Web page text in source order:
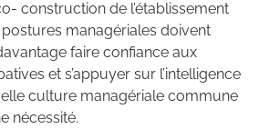
construction de l’établissement
managériales doivent
faire confiance aux
et s’appuyer sur l’intelligence
culture managériale commune
nécessité.